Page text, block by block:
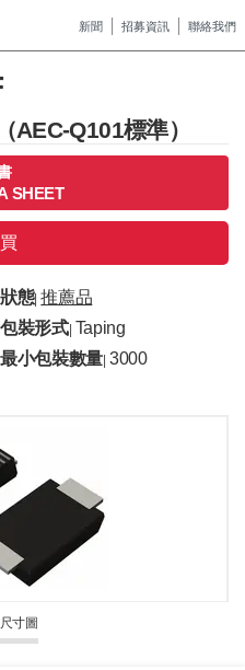
新聞 招募資訊 聯絡我們
AEC-Q101標準）
SHEET
狀態|推薦品
包裝形式| Taping
最小包裝數量 |3000
尺寸圖